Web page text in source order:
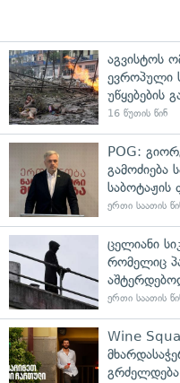
აგვისტოს
ევროპული
უწყებების
16 წუთის წინ
POG:
გამოძიება
საბოტაჟის
ერთი საათის
ცელიანი
რომელიც
ერთი საათის
Wine
გრძელდება